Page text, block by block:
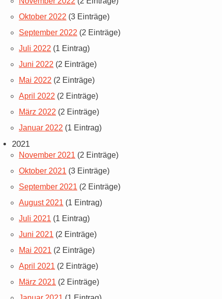
Oktober 2022 (3 Einträge)
September 2022 (2 Einträge)
Juli 2022 (1 Eintrag)
Juni 2022 (2 Einträge)
Mai 2022 (2 Einträge)
April 2022 (2 Einträge)
März 2022 (2 Einträge)
Januar 2022 (1 Eintrag)
2021
November 2021 (2 Einträge)
Oktober 2021 (3 Einträge)
September 2021 (2 Einträge)
August 2021 (1 Eintrag)
Juli 2021 (1 Eintrag)
Juni 2021 (2 Einträge)
Mai 2021 (2 Einträge)
April 2021 (2 Einträge)
März 2021 (2 Einträge)